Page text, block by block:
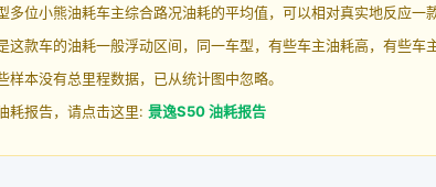
多位小熊油耗车主综合路况油耗的平均值，可以相对真实地反应
这款车的油耗一般浮动区间，同一车型，有些车主油耗高，有些车
样本没有总里程数据，已从统计图中忽略。
耗报告，请点击这里: 景逸S50 油耗报告